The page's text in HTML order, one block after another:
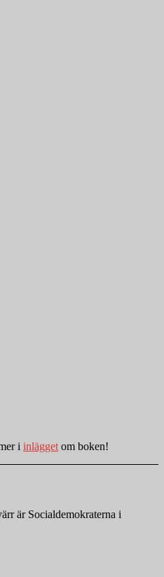
i inlägget om boken!
är Socialdemokraterna i